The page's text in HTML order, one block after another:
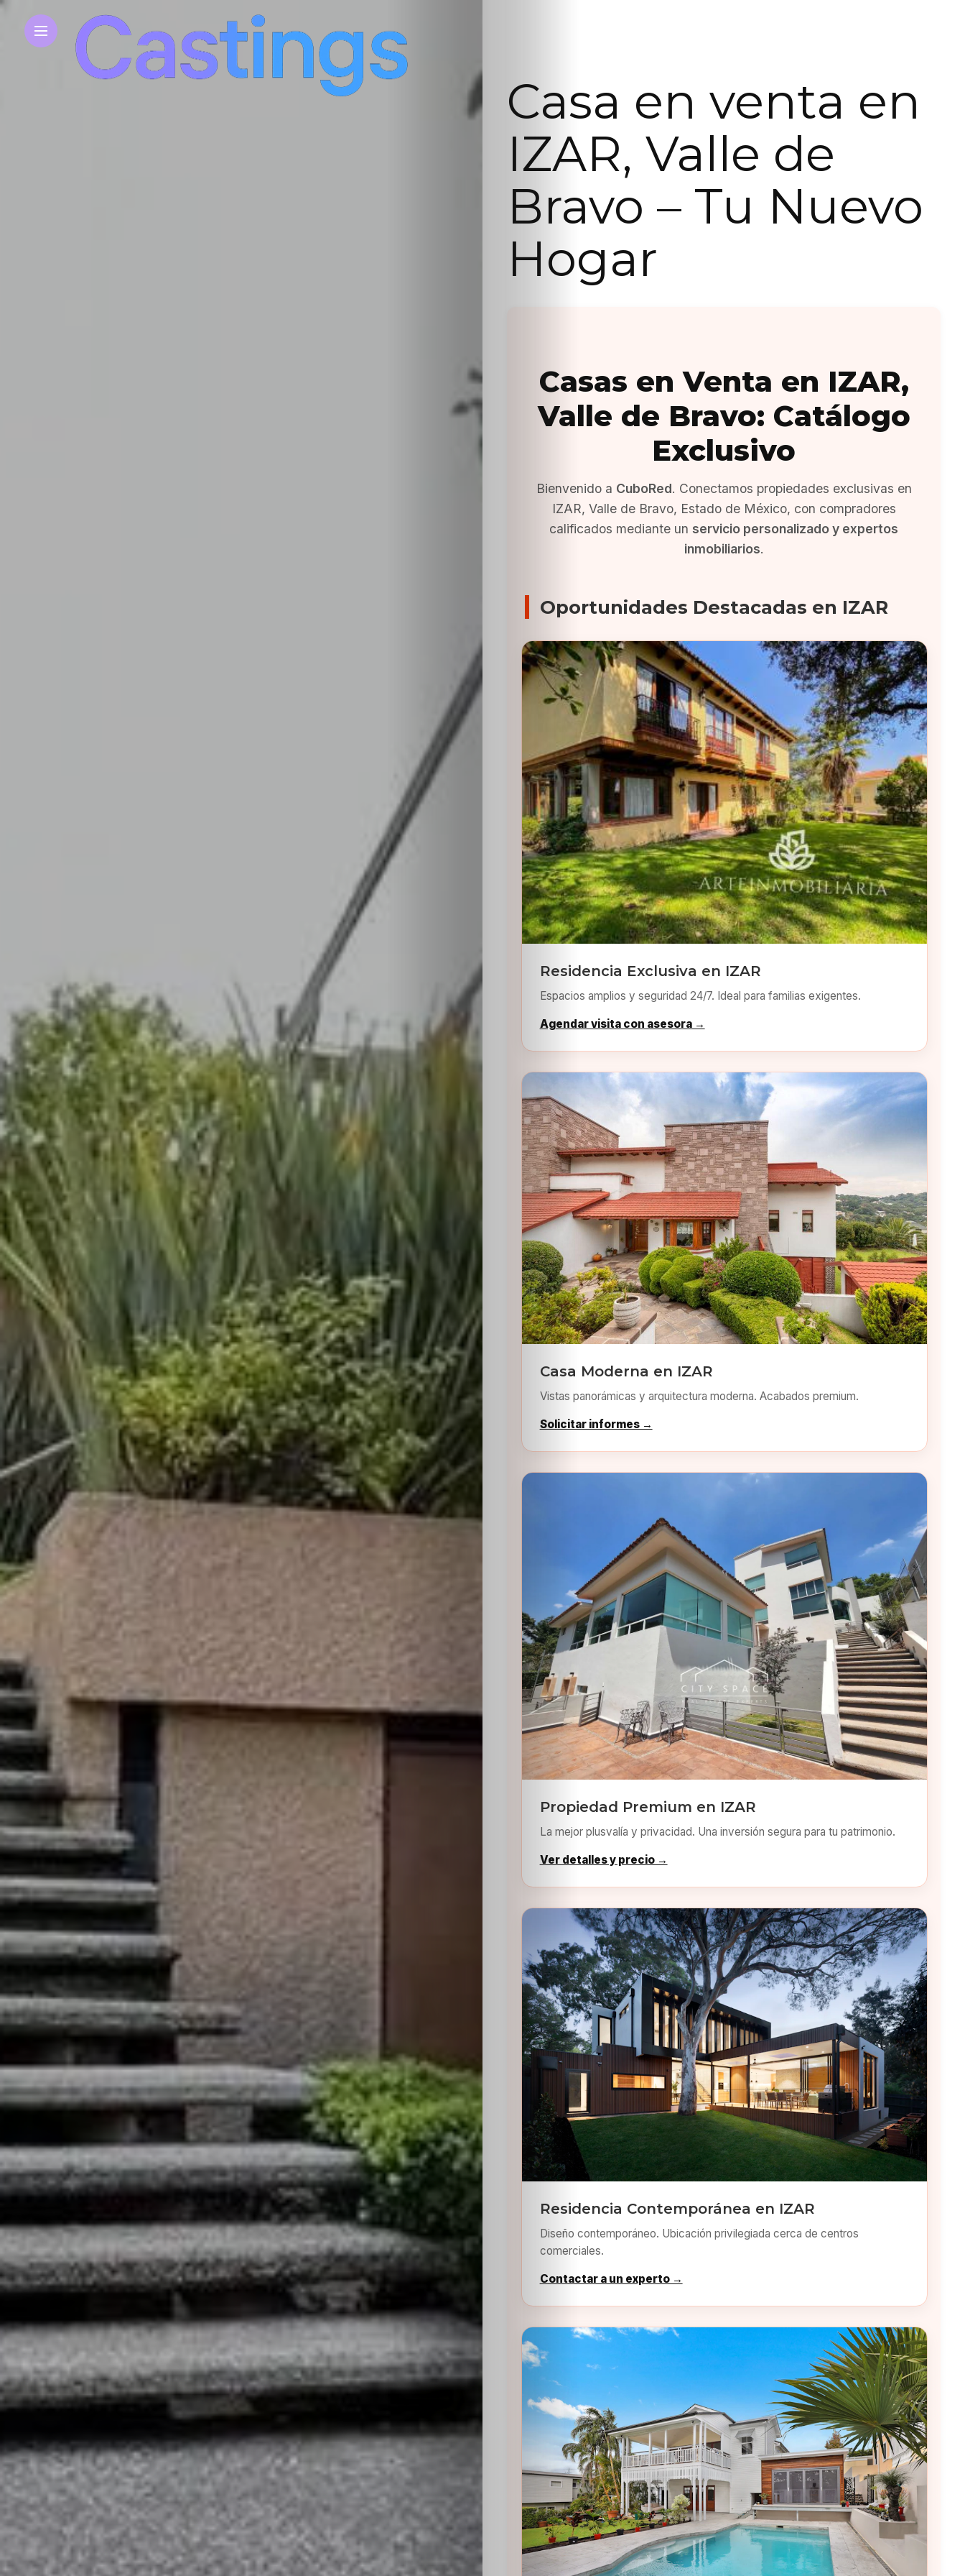
Inicio
Casting
Bershka
Casting
Sabritas
Casting
HolliKids
Contacto
Casa en venta en
IZAR, Valle de
Bravo – Tu Nuevo
Hogar
Casas en Venta en IZAR,
Valle de Bravo: Catálogo
Exclusivo
Bienvenido a CuboRed. Conectamos propiedades exclusivas en
IZAR, Valle de Bravo, Estado de México, con compradores
calificados mediante un servicio personalizado y expertos
inmobiliarios.
Oportunidades Destacadas en IZAR
Residencia Exclusiva en IZAR
Espacios amplios y seguridad 24/7. Ideal para familias exigentes.
Agendar visita con asesora →
Casa Moderna en IZAR
Vistas panorámicas y arquitectura moderna. Acabados premium.
Solicitar informes →
Propiedad Premium en IZAR
La mejor plusvalía y privacidad. Una inversión segura para tu patrimonio.
Ver detalles y precio →
Residencia Contemporánea en IZAR
Diseño contemporáneo. Ubicación privilegiada cerca de centros
comerciales.
Contactar a un experto →